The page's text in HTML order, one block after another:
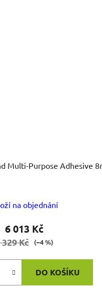
Multi-Purpose Adhesive
na objednání
6 013 Kč
329 Kč (–4 %)
DO KOŠÍKU